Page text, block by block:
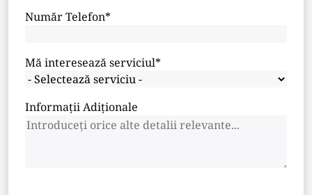
Număr Telefon*
Mă interesează serviciul*
Informații Adiționale